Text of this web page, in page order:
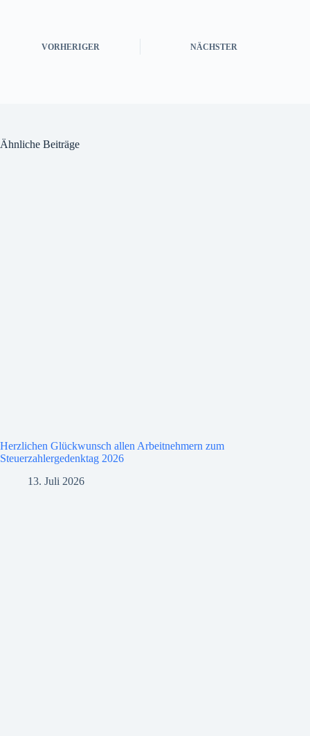
VORHERIGER NÄCHSTER
Ähnliche Beiträge
Herzlichen Glückwunsch allen Arbeitnehmern zum
Steuerzahlergedenktag 2026
13. Juli 2026